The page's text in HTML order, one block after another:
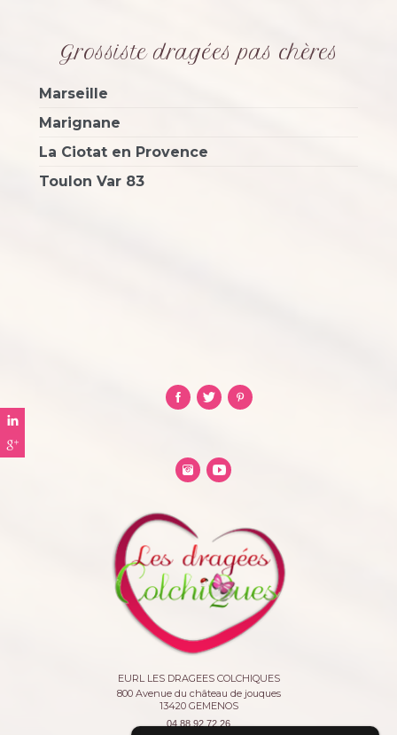
Grossiste dragées pas chères
Marseille
Marignane
La Ciotat en Provence
Toulon Var 83
EURL LES DRAGEES COLCHIQUES
800 Avenue du château de jouques
13420 GEMENOS
04 88 92 72 26